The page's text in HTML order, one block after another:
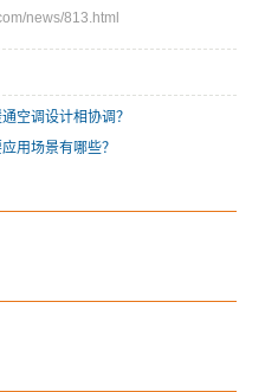
news/813.html
空调设计相协调？
用场景有哪些？